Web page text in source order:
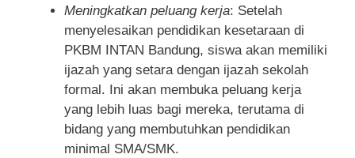
Meningkatkan peluang kerja: Setelah
menyelesaikan pendidikan kesetaraan di
PKBM INTAN Bandung, siswa akan memiliki
ijazah yang setara dengan ijazah sekolah
formal. Ini akan membuka peluang kerja
yang lebih luas bagi mereka, terutama di
bidang yang membutuhkan pendidikan
minimal SMA/SMK.